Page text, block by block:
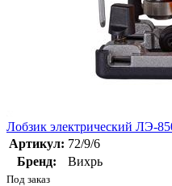
Лобзик электрический ЛЭ-
Артикул: 72/9/6
Бренд:
Вихрь
Под заказ